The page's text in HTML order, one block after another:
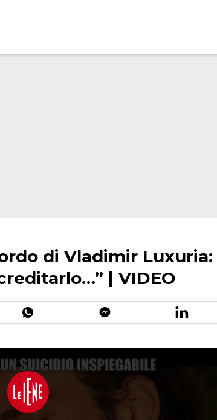
di Vladimir Luxuria:
| VIDEO